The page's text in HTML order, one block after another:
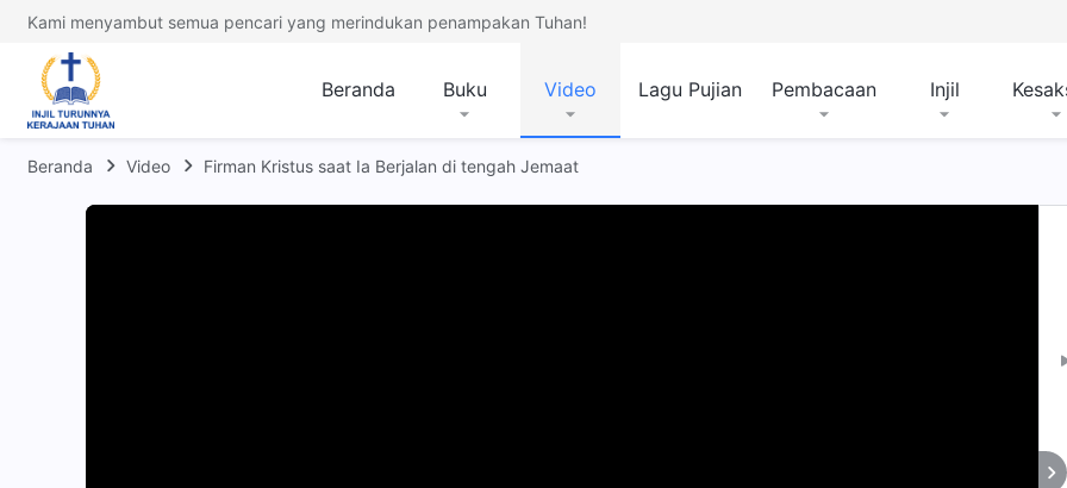
Kami menyambut semua pencari yang merindukan penampakan Tuhan!
Beranda Buku Video Lagu Pujian Pembacaan Injil
Beranda Video Firman Kristus saat Ia Berjalan di tengah Jemaat